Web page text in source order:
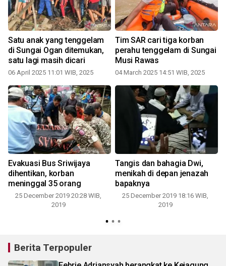
Satu anak yang tenggelam
di Sungai Ogan ditemukan,
satu lagi masih dicari
06 April 2025 11:01 WIB, 2025
Tim SAR cari tiga korban
perahu tenggelam di Sungai
Musi Rawas
04 March 2025 14:51 WIB, 2025
Evakuasi Bus Sriwijaya
dihentikan, korban
meninggal 35 orang
25 December 2019 20:28 WIB,
2019
Tangis dan bahagia Dwi,
menikah di depan jenazah
bapaknya
25 December 2019 18:16 WIB,
2019
Berita Terpopuler